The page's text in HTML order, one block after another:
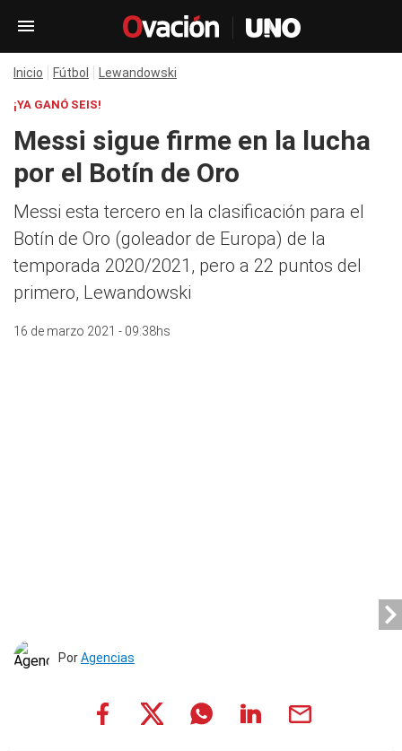
Inicio Fútbol Lewandowski
¡YA GANÓ SEIS!
Messi sigue firme en la lucha
por el Botín de Oro
Messi esta tercero en la clasificación para el
Botín de Oro (goleador de Europa) de la
temporada 2020/2021, pero a 22 puntos del
primero, Lewandowski
16 de marzo 2021 - 09:38hs
PorAgencias